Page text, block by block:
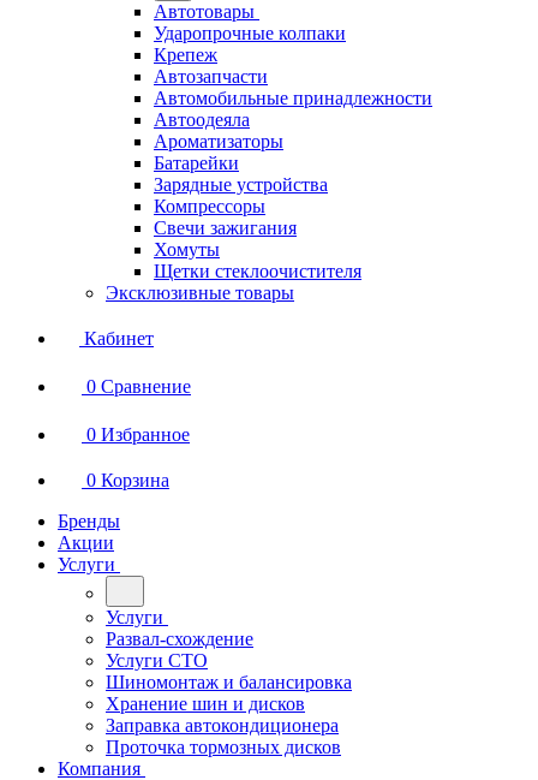
Автотовары
Ударопрочные колпаки
Крепеж
Автозапчасти
Автомобильные принадлежности
Автоодеяла
Ароматизаторы
Батарейки
Зарядные устройства
Компрессоры
Свечи зажигания
Хомуты
Щетки стеклоочистителя
Эксклюзивные товары
Кабинет
0 Сравнение
0 Избранное
0 Корзина
Бренды
Акции
Услуги
Услуги
Развал-схождение
Услуги СТО
Шиномонтаж и балансировка
Хранение шин и дисков
Заправка автокондиционера
Проточка тормозных дисков
Компания